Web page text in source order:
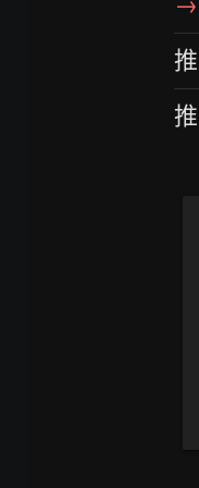
推
推